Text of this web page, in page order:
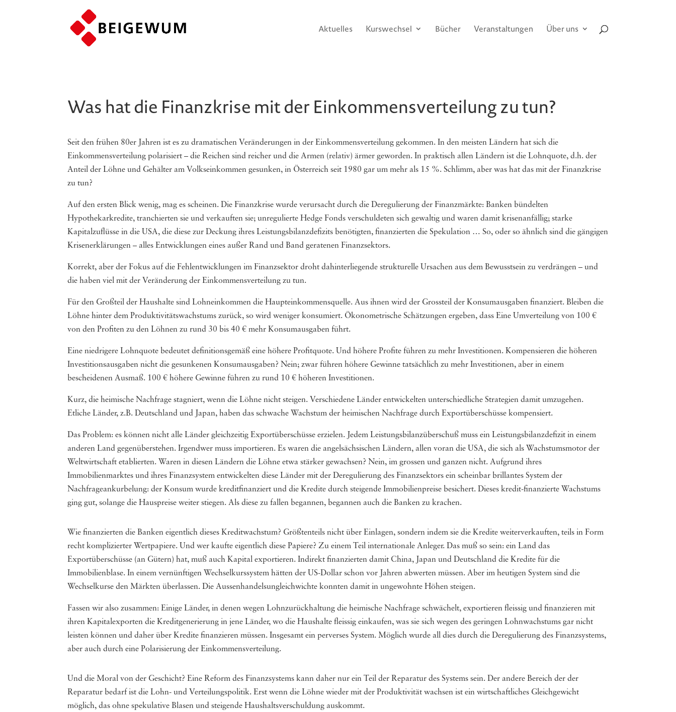
Aktuelles Kurswechsel Bücher Veranstaltungen Über uns
Was hat die Finanzkrise mit der Einkommensverteilung zu tun?
Seit den frühen 80er Jahren ist es zu dramatischen Veränderungen in der Einkommensverteilung gekommen. In den meisten Ländern hat sich die
Einkommensverteilung polarisiert – die Reichen sind reicher und die Armen (relativ) ärmer geworden. In praktisch allen Ländern ist die Lohnquote, d.h. der
Anteil der Löhne und Gehälter am Volkseinkommen gesunken, in Österreich seit 1980 gar um mehr als 15 %. Schlimm, aber was hat das mit der Finanzkrise
zu tun?
Auf den ersten Blick wenig, mag es scheinen. Die Finanzkrise wurde verursacht durch die Deregulierung der Finanzmärkte: Banken bündelten
Hypothekarkredite, tranchierten sie und verkauften sie; unregulierte Hedge Fonds verschuldeten sich gewaltig und waren damit krisenanfällig; starke
Kapitalzuflüsse in die USA, die diese zur Deckung ihres Leistungsbilanzdefizits benötigten, finanzierten die Spekulation … So, oder so ähnlich sind die gängigen
Krisenerklärungen – alles Entwicklungen eines außer Rand und Band geratenen Finanzsektors.
Korrekt, aber der Fokus auf die Fehlentwicklungen im Finanzsektor droht dahinterliegende strukturelle Ursachen aus dem Bewusstsein zu verdrängen – und
die haben viel mit der Veränderung der Einkommensverteilung zu tun.
Für den Großteil der Haushalte sind Lohneinkommen die Haupteinkommensquelle. Aus ihnen wird der Grossteil der Konsumausgaben finanziert. Bleiben die
Löhne hinter dem Produktivitätswachstums zurück, so wird weniger konsumiert. Ökonometrische Schätzungen ergeben, dass Eine Umverteilung von 100 €
von den Profiten zu den Löhnen zu rund 30 bis 40 € mehr Konsumausgaben führt.
Eine niedrigere Lohnquote bedeutet definitionsgemäß eine höhere Profitquote. Und höhere Profite führen zu mehr Investitionen. Kompensieren die höheren
Investitionsausgaben nicht die gesunkenen Konsumausgaben? Nein; zwar führen höhere Gewinne tatsächlich zu mehr Investitionen, aber in einem
bescheidenen Ausmaß. 100 € höhere Gewinne führen zu rund 10 € höheren Investitionen.
Kurz, die heimische Nachfrage stagniert, wenn die Löhne nicht steigen. Verschiedene Länder entwickelten unterschiedliche Strategien damit umzugehen.
Etliche Länder, z.B. Deutschland und Japan, haben das schwache Wachstum der heimischen Nachfrage durch Exportüberschüsse kompensiert.
Das Problem: es können nicht alle Länder gleichzeitig Exportüberschüsse erzielen. Jedem Leistungsbilanzüberschuß muss ein Leistungsbilanzdefizit in einem
anderen Land gegenüberstehen. Irgendwer muss importieren. Es waren die angelsächsischen Ländern, allen voran die USA, die sich als Wachstumsmotor der
Weltwirtschaft etablierten. Waren in diesen Ländern die Löhne etwa stärker gewachsen? Nein, im grossen und ganzen nicht. Aufgrund ihres
Immobilienmarktes und ihres Finanzsystem entwickelten diese Länder mit der Deregulierung des Finanzsektors ein scheinbar brillantes System der
Nachfrageankurbelung: der Konsum wurde kreditfinanziert und die Kredite durch steigende Immobilienpreise besichert.Dieses kredit-finanzierte Wachstums
ging gut, solange die Hauspreise weiter stiegen. Als diese zu fallen begannen, begannen auch die Banken zu krachen.
Wie finanzierten die Banken eigentlich dieses Kreditwachstum? Größtenteils nicht über Einlagen, sondern indem sie die Kredite weiterverkauften, teils in Form
recht komplizierter Wertpapiere. Und wer kaufte eigentlich diese Papiere? Zu einem Teil internationale Anleger. Das muß so sein: ein Land das
Exportüberschüsse (an Gütern) hat, muß auch Kapital exportieren. Indirekt finanzierten damit China, Japan und Deutschland die Kredite für die
Immobilienblase. In einem vernünftigen Wechselkurssystem hätten der US-Dollar schon vor Jahren abwerten müssen. Aber im heutigen System sind die
Wechselkurse den Märkten überlassen. Die Aussenhandelsungleichwichte konnten damit in ungewohnte Höhen steigen.
Fassen wir also zusammen: Einige Länder, in denen wegen Lohnzurückhaltung die heimische Nachfrage schwächelt, exportieren fleissig und finanzieren mit
ihren Kapitalexporten die Kreditgenerierung in jene Länder, wo die Haushalte fleissig einkaufen, was sie sich wegen des geringen Lohnwachstums gar nicht
leisten können und daher über Kredite finanzieren müssen. Insgesamt ein perverses System. Möglich wurde all dies durch die Deregulierung des Finanzsystems,
aber auch durch eine Polarisierung der Einkommensverteilung.
Und die Moral von der Geschicht? Eine Reform des Finanzsystems kann daher nur ein Teil der Reparatur des Systems sein. Der andere Bereich der der
Reparatur bedarf ist die Lohn- und Verteilungspolitik. Erst wenn die Löhne wieder mit der Produktivität wachsen ist ein wirtschaftliches Gleichgewicht
möglich, das ohne spekulative Blasen und steigende Haushaltsverschuldung auskommt.